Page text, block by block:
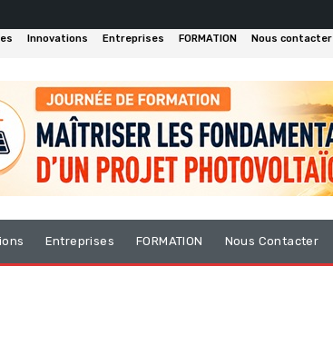
Innovations Entreprises FORMATION
Nous contacter
Entreprises FORMATION Nous Contacter